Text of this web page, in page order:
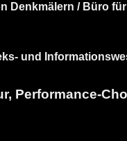
Denkmälern / Büro
und
Performance-